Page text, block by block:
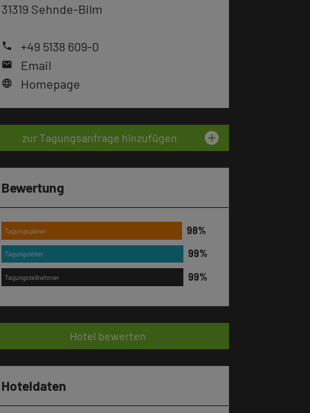
31319 Sehnde-Bilm
phone +49 5138 609-0
mail Email
language Homepage
zur Tagungsanfrage hinzufügen add_circle
Bewertung
Tagungsplaner
Tagungsleiter
Tagungsteilnehmer
Hotel bewerten
Hoteldaten